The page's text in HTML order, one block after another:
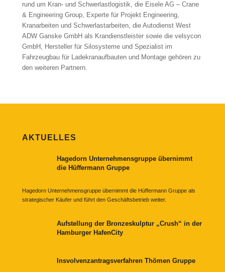
rund um Kran- und Schwerlastlogistik, die Eisele AG – Crane
& Engineering Group, Experte für Projekt Engineering,
Kranarbeiten und Schwerlastarbeiten, die Autodienst West
ADW Ganske GmbH als Krandienstleister sowie die velsycon
GmbH, Hersteller für Silosysteme und Spezialist im
Fahrzeugbau für Ladekranaufbauten und Montage gehören zu
den weiteren Partnern.
AKTUELLES
Hagedorn Unternehmensgruppe übernimmt
die Hüffermann Gruppe
Hagedorn Unternehmensgruppe übernimmt die Hüffermann Gruppe als
strategischer Käufer und führt den Geschäftsbetrieb weiter.
Aufstellung der Bronzeskulptur „Crush“ in der
Hamburger HafenCity
Insvolvenzantragsverfahren Thömen Gruppe